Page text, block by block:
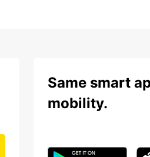
Same smart
mobility.